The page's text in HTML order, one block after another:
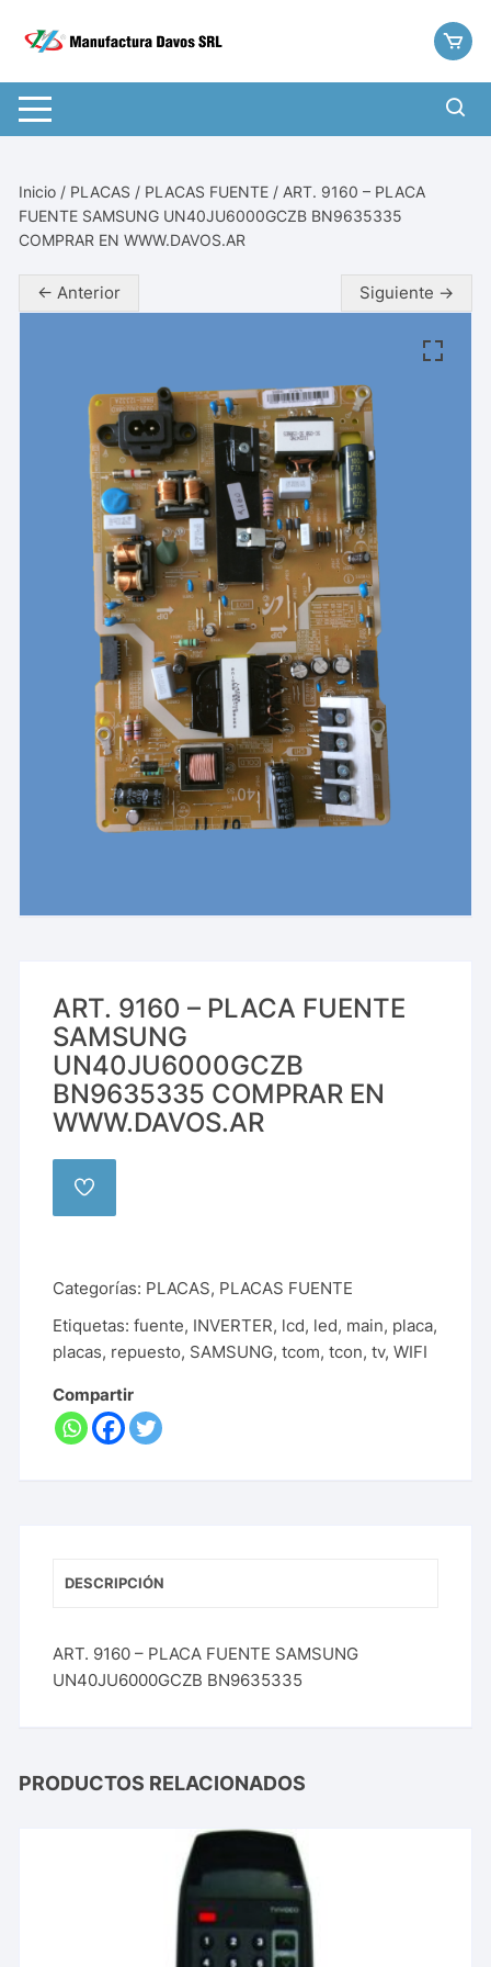
Inicio / PLACAS / PLACAS FUENTE / ART. 9160 – PLACA
FUENTE SAMSUNG UN40JU6000GCZB BN9635335
COMPRAR EN WWW.DAVOS.AR
← Anterior Siguiente →
ART. 9160 – PLACA FUENTE
SAMSUNG
UN40JU6000GCZB
BN9635335 COMPRAR EN
WWW.DAVOS.AR
AÑADIR
DESEOS
Categorías: PLACAS, PLACAS FUENTE
Etiquetas:fuente, INVERTER, lcd, led, main, placa,
placas, repuesto, SAMSUNG,tcom,tcon,tv,WIFI
Compartir
DESCRIPCIÓN
ART. 9160 – PLACA FUENTE SAMSUNG
UN40JU6000GCZB BN9635335
PRODUCTOS RELACIONADOS